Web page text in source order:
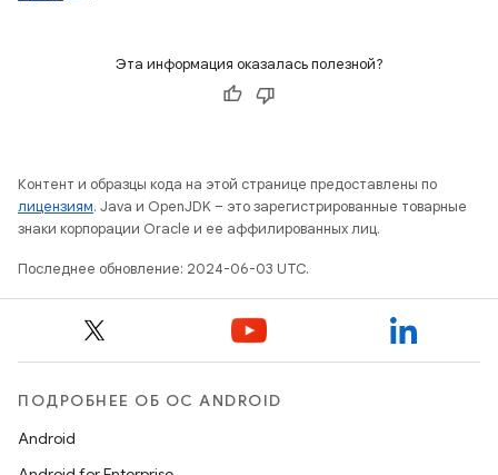
Эта информация оказалась полезной?
Контент и образцы кода на этой странице предоставлены по
лицензиям. Java и OpenJDK – это зарегистрированные товарные
знаки корпорации Oracle и ее аффилированных лиц.
Последнее обновление: 2024-06-03 UTC.
ПОДРОБНЕЕ ОБ ОС ANDROID
Android